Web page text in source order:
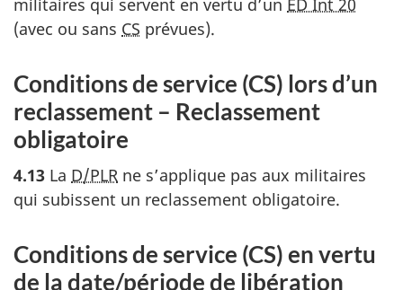
(avec ou sans CS prévues).
Conditions de service (CS) lors d’un
reclassement – Reclassement
obligatoire
4.13 La D/PLR ne s’applique pas aux militaires
qui subissent un reclassement obligatoire.
Conditions de service (CS) en vertu
de la date/période de libération